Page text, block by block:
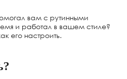
вам с рутинными
и работал в вашем стиле?
его настроить.